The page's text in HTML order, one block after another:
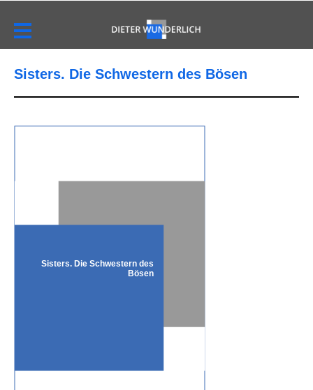
Sisters. Die Schwestern des Bösen
Sisters. Die Schwestern des
Bösen